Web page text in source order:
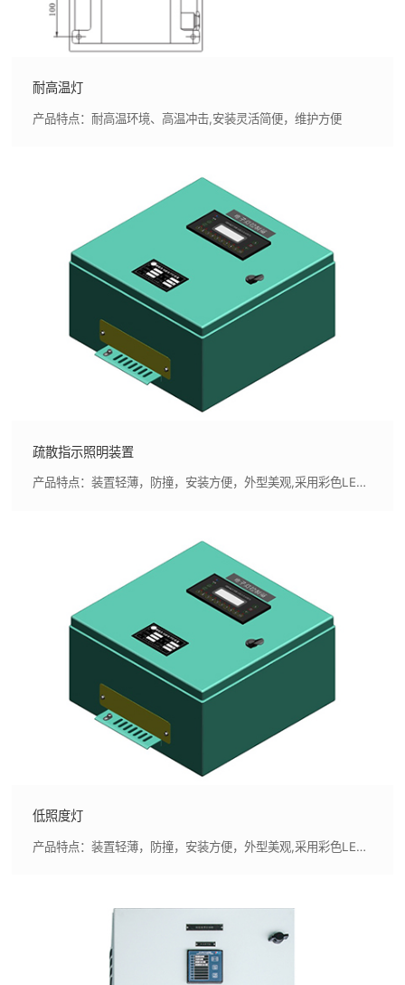
耐高温灯
产品特点：耐高温环境、高温冲击,安装灵活简便，维护方便
疏散指示照明装置
产品特点：装置轻薄，防撞，安装方便，外型美观,采用彩色LED照明，寿命长，节能环保，与传统的白炽灯相比节能85%
低照度灯
产品特点：装置轻薄，防撞，安装方便，外型美观,采用彩色LED照明，寿命长，节能环保，与传统的白炽灯相比节能85%